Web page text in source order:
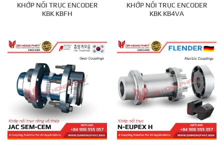
KHỚP NỐI TRỤC ENCODER
KBK KBFH
KHỚP NỐI TRỤC ENCODER
KBK KB4VA